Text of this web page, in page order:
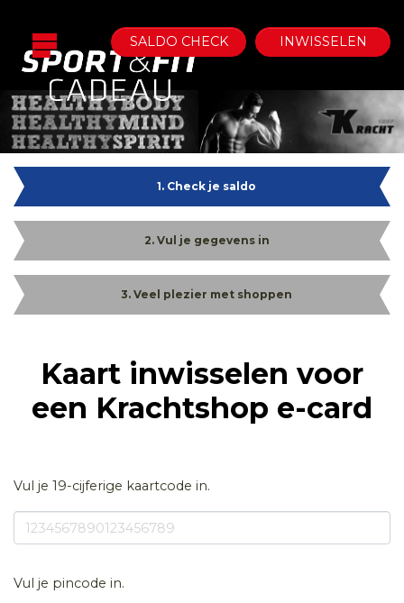
SALDO CHECK INWISSELEN
1. Check je saldo
2. Vul je gegevens in
3. Veel plezier met shoppen
Kaart inwisselen voor
een Krachtshop e-card
Vul je 19-cijferige kaartcode in.
Vul je pincode in.